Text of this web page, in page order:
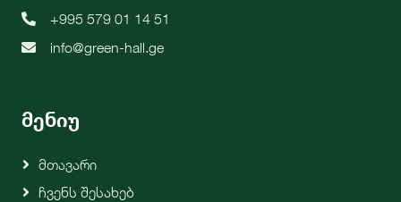
+995 579 01 14 51
info@green-hall.ge
მენიუ
Მთავარი
Ჩვენს Შესახებ